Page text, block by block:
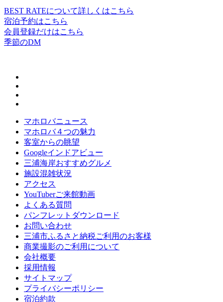
BEST RATEについて詳しくはこちら
宿泊予約はこちら
会員登録だけはこちら
季節のDM
マホロバニュース
マホロバ４つの魅力
客室からの眺望
Googleインドアビュー
三浦海岸おすすめグルメ
施設混雑状況
アクセス
YouTuberご来館動画
よくある質問
パンフレットダウンロード
お問い合わせ
三浦市ふるさと納税ご利用のお客様
商業撮影のご利用について
会社概要
採用情報
サイトマップ
プライバシーポリシー
宿泊約款